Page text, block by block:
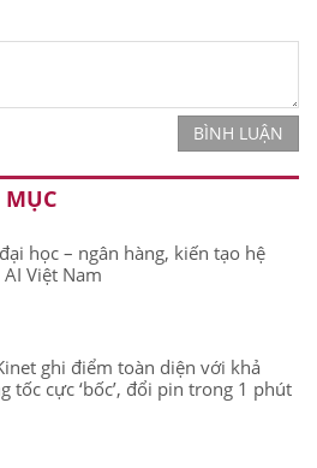
BÌNH LUẬN
MỤC
học – ngân hàng, kiến tạo hệ
Việt Nam
ghi điểm toàn diện với khả
tốc cực ‘bốc’, đổi pin trong 1 phút